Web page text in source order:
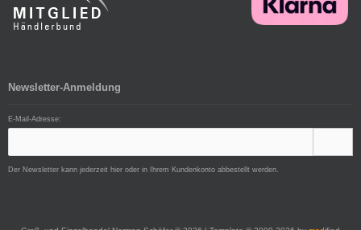
Newsletter-Anmeldung
E-Mail-Adresse:
Der Newsletter kann jederzeit hier oder in Ihrem Kundenkonto abbestellt werden.